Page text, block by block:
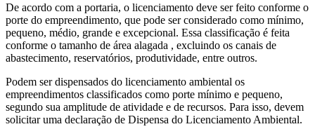
De acordo com a portaria, o licenciamento deve ser feito conforme o
porte do empreendimento, que pode ser considerado como mínimo,
pequeno, médio, grande e excepcional. Essa classificação é feita
conforme o tamanho de área alagada , excluindo os canais de
abastecimento, reservatórios, produtividade, entre outros.
Podem ser dispensados do licenciamento ambiental os
empreendimentos classificados como porte mínimo e pequeno,
segundo sua amplitude de atividade e de recursos. Para isso, devem
solicitar uma declaração de Dispensa do Licenciamento Ambiental.